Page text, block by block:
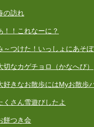
の訪れ
！！これなーに？
～つけた！いっしょにあそ
切なカゲチョロ（かなへび）
好きなお散歩にはMyお散歩
くさん雪遊びしたよ
餅つき会